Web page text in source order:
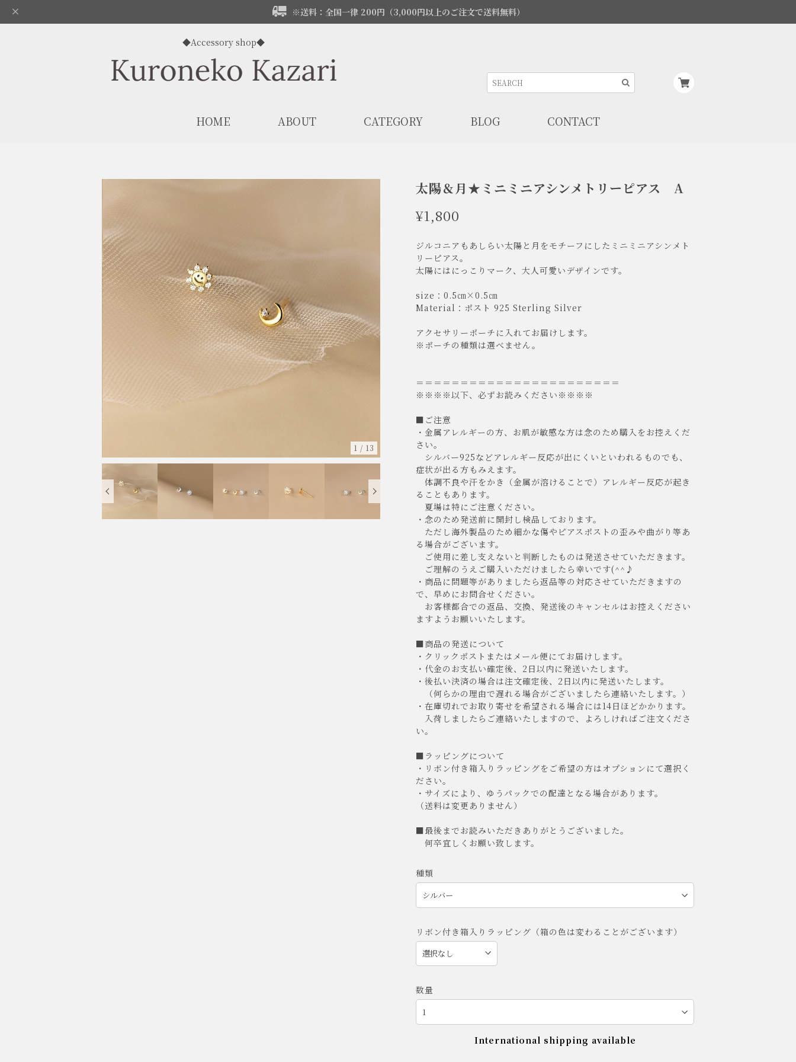
※送料：全国一律 200円（3,000円以上のご注文で送料無料）
◆Accessory shop◆
HOME ABOUT CATEGORY BLOG CONTACT
1 / 13
太陽＆月★ミニミニアシンメトリーピアス A
¥1,800
ジルコニアもあしらい太陽と月をモチーフにしたミニミニアシンメト
リーピアス。
太陽にはにっこりマーク、大人可愛いデザインです。
size：0.5㎝×0.5㎝
Material：ポスト 925 Sterling Silver
アクセサリーポーチに入れてお届けします。
※ポーチの種類は選べません。
＝＝＝＝＝＝＝＝＝＝＝＝＝＝＝＝＝＝＝＝＝＝＝
※※※※以下、必ずお読みください※※※※
■ご注意
・金属アレルギーの方、お肌が敏感な方は念のため購入をお控えくだ
さい。
シルバー925などアレルギー反応が出にくいといわれるものでも、
症状が出る方もみえます。
体調不良や汗をかき（金属が溶けることで）アレルギー反応が起き
ることもあります。
夏場は特にご注意ください。
・念のため発送前に開封し検品しております。
ただし海外製品のため細かな傷やピアスポストの歪みや曲がり等あ
る場合がございます。
ご使用に差し支えないと判断したものは発送させていただきます。
ご理解のうえご購入いただけましたら幸いです(^^♪
・商品に問題等がありましたら返品等の対応させていただきますの
で、早めにお問合せください。
お客様都合での返品、交換、発送後のキャンセルはお控えください
ますようお願いいたします。
■商品の発送について
・クリックポストまたはメール便にてお届けします。
・代金のお支払い確定後、2日以内に発送いたします。
・後払い決済の場合は注文確定後、2日以内に発送いたします。
（何らかの理由で遅れる場合がございましたら連絡いたします。）
・在庫切れでお取り寄せを希望される場合には14日ほどかかります。
入荷しましたらご連絡いたしますので、よろしければご注文くださ
い。
■ラッピングについて
・リボン付き箱入りラッピングをご希望の方はオプションにて選択く
ださい。
・サイズにより、ゆうパックでの配達となる場合があります。
（送料は変更ありません）
■最後までお読みいただきありがとうございました。
何卒宜しくお願い致します。
種類
リボン付き箱入りラッピング（箱の色は変わることがございます）
数量
International shipping available